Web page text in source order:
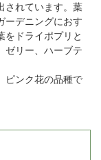
されています。葉
ーデニングにおす
をドライポプリと
ゼリー、ハーブテ
ピンク花の品種で